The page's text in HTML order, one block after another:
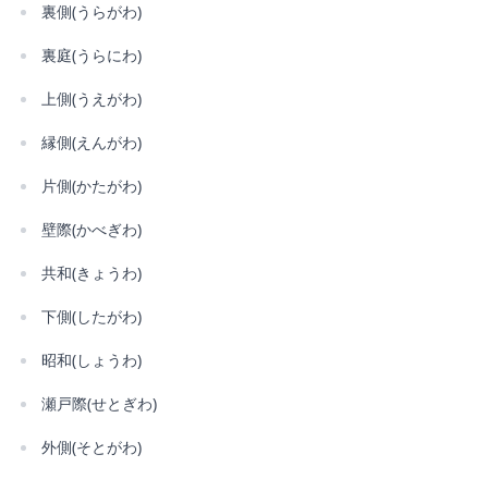
裏側(うらがわ)
裏庭(うらにわ)
上側(うえがわ)
縁側(えんがわ)
片側(かたがわ)
壁際(かべぎわ)
共和(きょうわ)
下側(したがわ)
昭和(しょうわ)
瀬戸際(せとぎわ)
外側(そとがわ)